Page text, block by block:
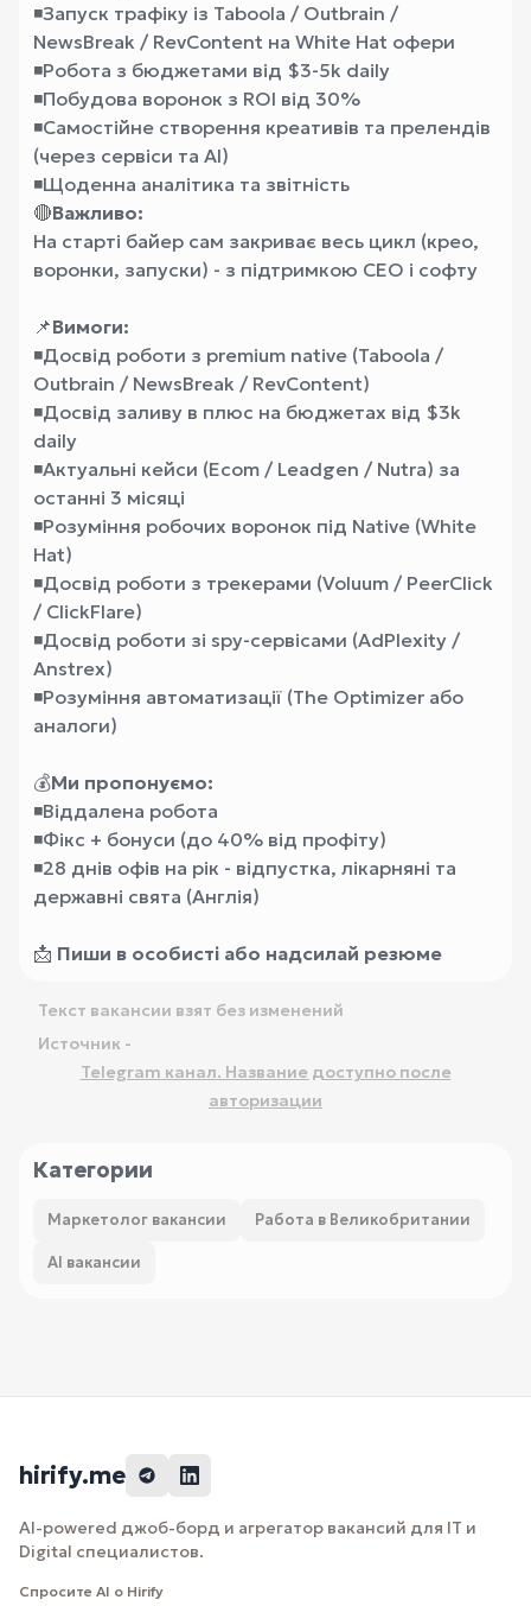
◾️Запуск трафіку із Taboola / Outbrain /
NewsBreak / RevContent на White Hat офери
◾️Робота з бюджетами від $3-5k daily
◾️Побудова воронок з ROI від 30%
◾️Самостійне створення креативів та прелендів
(через сервіси та AI)
◾️Щоденна аналітика та звітність
🔴Важливо:
На старті байер сам закриває весь цикл (крео,
воронки, запуски) - з підтримкою СЕО і софту
📌Вимоги:
◾️Досвід роботи з premium native (Taboola /
Outbrain / NewsBreak / RevContent)
◾️Досвід заливу в плюс на бюджетах від $3k
daily
◾️Актуальні кейси (Ecom / Leadgen / Nutra) за
останні 3 місяці
◾️Розуміння робочих воронок під Native (White
Hat)
◾️Досвід роботи з трекерами (Voluum / PeerClick
/ ClickFlare)
◾️Досвід роботи зі spy-сервісами (AdPlexity /
Anstrex)
◾️Розуміння автоматизації (The Optimizer або
аналоги)
💰Ми пропонуємо:
◾️Віддалена робота
◾️Фікс + бонуси (до 40% від профіту)
◾️28 днів офів на рік - відпустка, лікарняні та
державні свята (Англія)
📩 Пиши в особисті або надсилай резюме
Текст вакансии взят без изменений
Источник -
Telegram канал. Название доступно после
авторизации
Категории
Маркетолог вакансии Работа в Великобритании
AI вакансии
hirify.me
AI-powered джоб-борд и агрегатор вакансий для IT и
Digital специалистов.
Спросите AI о Hirify